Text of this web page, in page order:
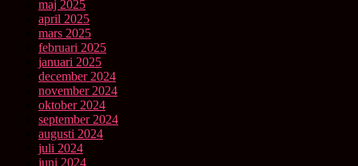
maj 2025
april 2025
mars 2025
februari 2025
januari 2025
december 2024
november 2024
oktober 2024
september 2024
augusti 2024
juli 2024
juni 2024